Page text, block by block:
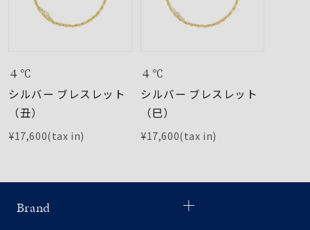
４℃
シルバー ブレスレット
（丑）
¥17,600(tax in)
４℃
シルバー ブレスレット
（巳）
¥17,600(tax in)
Brand